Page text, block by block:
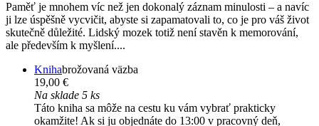
Paměť je mnohem víc než jen dokonalý záznam minulosti – a navíc
ji lze úspěšně vycvičit, abyste si zapamatovali to, co je pro váš život
skutečně důležité. Lidský mozek totiž není stavěn k memorování,
ale především k myšlení....
Knihabrožovaná väzba
19,00 €
Na sklade 5 ks
Táto kniha sa môže na cestu ku vám vybrať prakticky
okamžite! Ak si ju objednáte do 13:00 v pracovný deň,